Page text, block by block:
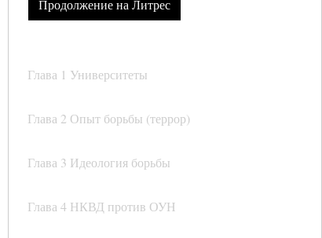
Продолжение на Литрес
Глава 1 Университеты
Глава 2 Опыт борьбы (террор)
Глава 3 Идеология борьбы
Глава 4 НКВД против ОУН